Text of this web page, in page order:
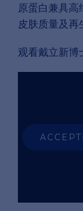
原蛋白兼具高
皮肤质量及再
观看戴立新博